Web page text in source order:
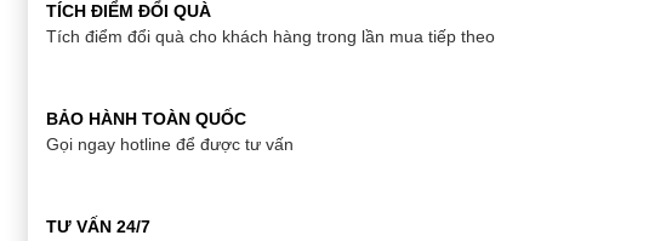
TÍCH ĐIỂM ĐỔI QUÀ
Tích điểm đổi quà cho khách hàng trong lần mua tiếp theo
BẢO HÀNH TOÀN QUỐC
Gọi ngay hotline để được tư vấn
TƯ VẤN 24/7